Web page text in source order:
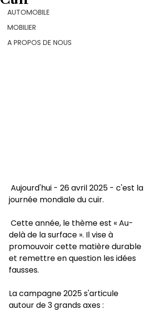
AUTOMOBILE
MOBILIER
A PROPOS DE NOUS
Aujourd'hui - 26 avril 2025 - c'est la
journée mondiale du cuir.
Cette année, le thème est « Au-
delà de la surface ». Il vise à
promouvoir cette matière durable
et remettre en question les idées
fausses.
La campagne 2025 s'articule
autour de 3 grands axes :